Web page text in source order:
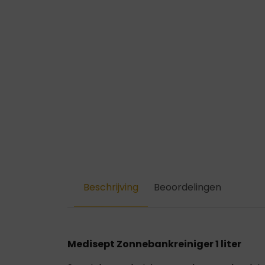
Beschrijving Beoordelingen
Medisept Zonnebankreiniger 1 liter